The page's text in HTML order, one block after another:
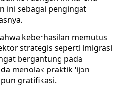
ini sebagai pengingat
keberhasilan memutus
strategis seperti imigrasi
bergantung pada
menolak praktik ‘ijon
gratifikasi.